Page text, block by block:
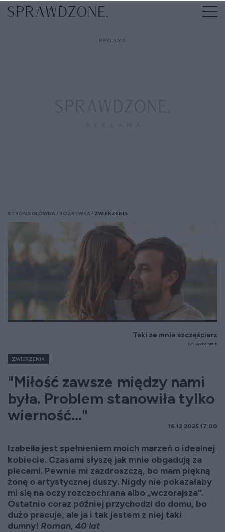
STRONA GŁÓWNA ROZRYWKA ZWIERZENIA
Taki ze mnie szczęściarz
Fot. Adobe Stock
ZWIERZENIA
"Miłość zawsze między nami
była. Problem stanowiła tylko
wierność..."
16.12.2025 17:00
Izabella jest spełnieniem moich marzeń o idealnej
kobiecie. Czasami słyszę jak mnie obgadują za
plecami. Pewnie mi zazdroszczą, bo mam piękną
żonę o artystycznej duszy. Nigdy nie pokazałaby
mi się na oczy rozczochrana albo „wczorajsza”.
Ostatnio coraz później przychodzi do domu, bo
dużo pracuje, ale ja i tak jestem z niej taki
dumny! Roman, 40 lat